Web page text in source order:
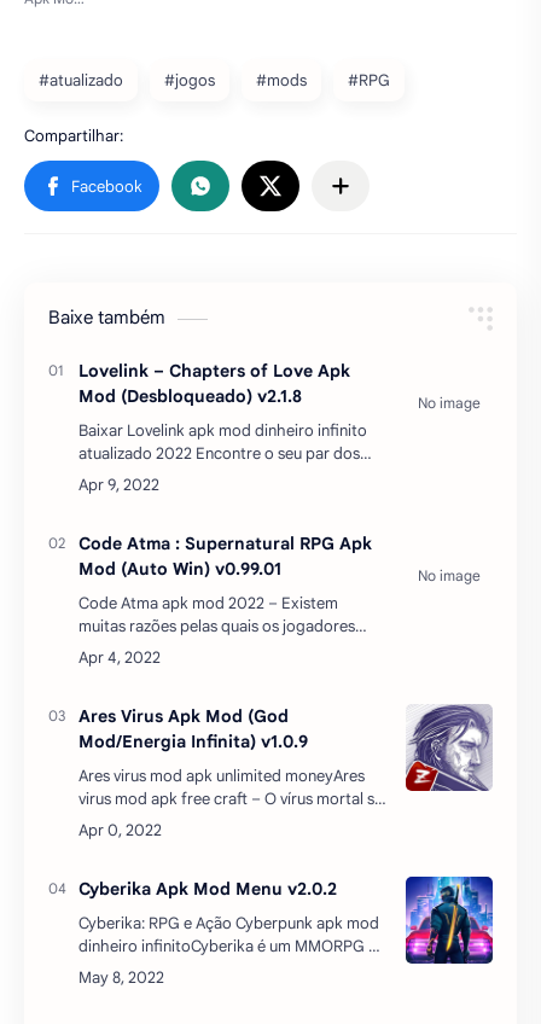
#atualizado #jogos #mods #RPG
Baixe também
Lovelink – Chapters of Love Apk
Mod (Desbloqueado) v2.1.8
Baixar Lovelink apk mod dinheiro infinito
atualizado 2022 Encontre o seu par dos
sonhos - apenas um toque de
distância!Lovelink apk mod baixar é um
Code Atma : Supernatural RPG Apk
Mod (Auto Win) v0.99.01
Code Atma apk mod 2022 – Existem
muitas razões pelas quais os jogadores
estão sempre interessados ​​em RPG e
variações semelhantes. Eles são diversos
Ares Virus Apk Mod (God
Mod/Energia Infinita) v1.0.9
Ares virus mod apk unlimited moneyAres
virus mod apk free craft – O vírus mortal se
espalhou pelo planeta, transformando
pessoas em terríveis zumbis. O
Cyberika Apk Mod Menu v2.0.2
Cyberika: RPG e Ação Cyberpunk apk mod
dinheiro infinitoCyberika é um MMORPG de
ação e aventura cyberpunk com uma
história envolvente. Você está preparado